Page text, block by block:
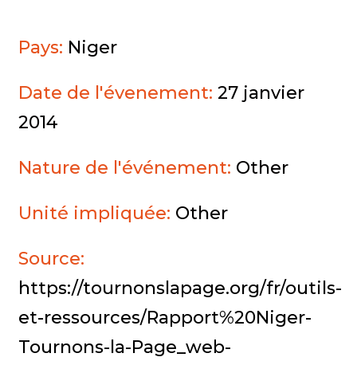
Pays: Niger
Date de l'évenement:27 janvier
2014
Nature de l'événement: Other
Unité impliquée: Other
Source:
https://tournonslapage.org/fr/outils-
et-ressources/Rapport%20Niger-
Tournons-la-Page_web-